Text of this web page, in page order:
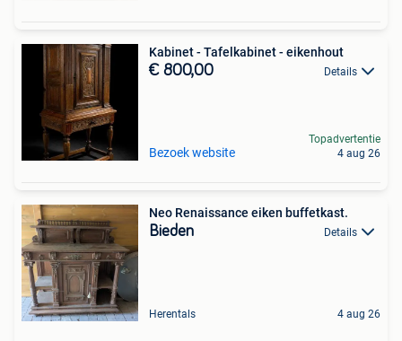
Kabinet - Tafelkabinet - eikenhout
€ 800,00 Details
Bezoek website
Topadvertentie
4 aug 26
Neo Renaissance eiken buffetkast.
Bieden Details
Herentals 4 aug 26